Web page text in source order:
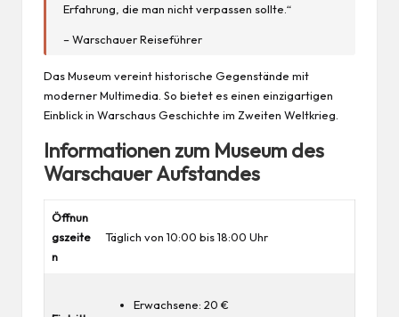
Erfahrung, die man nicht verpassen sollte.“
– Warschauer Reiseführer
Das Museum vereint historische Gegenstände mit
moderner Multimedia. So bietet es einen einzigartigen
Einblick in Warschaus Geschichte im Zweiten Weltkrieg.
Informationen zum Museum des
Warschauer Aufstandes
Öffnun
gszeite
n
Täglich von 10:00 bis 18:00 Uhr
Erwachsene: 20 €